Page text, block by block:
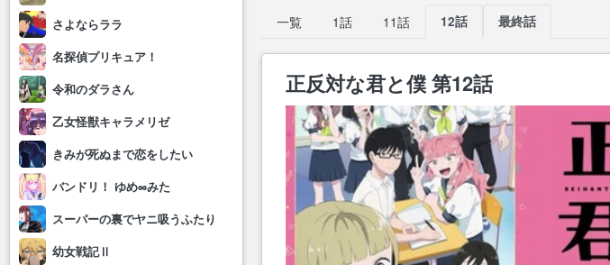
さよならララ
名探偵プリキュア！
令和のダラさん
乙女怪獣キャラメリゼ
きみが死ぬまで恋をしたい
バンドリ！ ゆめ∞みた
スーパーの裏でヤニ吸うふたり
幼女戦記Ⅱ
一覧 1話 11話 12話 最終話
正反対な君と僕 第12話